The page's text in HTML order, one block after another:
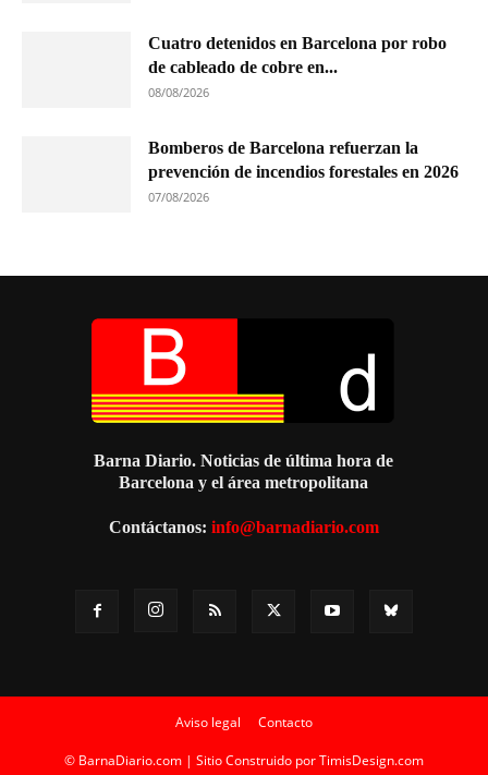
Cuatro detenidos en Barcelona por robo
de cableado de cobre en...
08/08/2026
Bomberos de Barcelona refuerzan la
prevención de incendios forestales en 2026
07/08/2026
Barna Diario. Noticias de última hora de
Barcelona y el área metropolitana
Contáctanos: info@barnadiario.com
Aviso legal Contacto
© BarnaDiario.com | Sitio Construido porTimisDesign.com